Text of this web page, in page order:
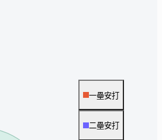
一壘安打
二壘安打